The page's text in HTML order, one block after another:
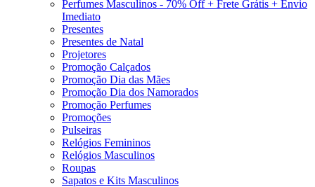
Perfumes Masculinos - 70% Off + Frete Grátis + Envio
Imediato
Presentes
Presentes de Natal
Projetores
Promoção Calçados
Promoção Dia das Mães
Promoção Dia dos Namorados
Promoção Perfumes
Promoções
Pulseiras
Relógios Femininos
Relógios Masculinos
Roupas
Sapatos e Kits Masculinos